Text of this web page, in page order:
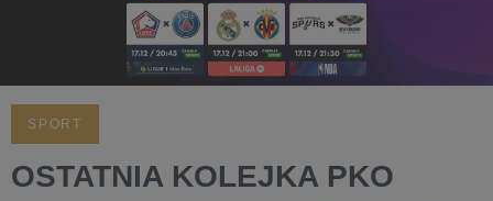
SPORT
OSTATNIA KOLEJKA PKO